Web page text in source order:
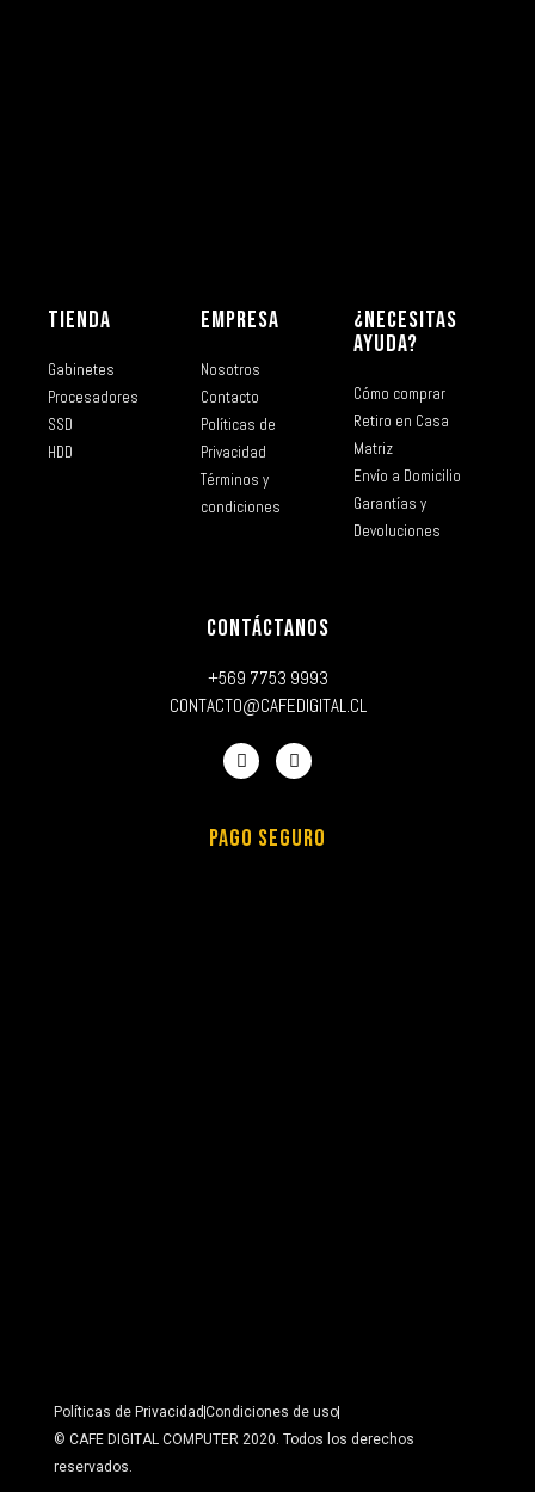
TIENDA
Gabinetes
Procesadores
SSD
HDD
EMPRESA
Nosotros
Contacto
Políticas de
Privacidad
Términos y
condiciones
¿NECESITAS
AYUDA?
Cómo comprar
Retiro en Casa
Matriz
Envío a Domicilio
Garantías y
Devoluciones
CONTÁCTANOS
+569 7753 9993
CONTACTO@CAFEDIGITAL.CL
PAGO SEGURO
Políticas de Privacidad Condiciones de uso
© CAFE DIGITAL COMPUTER 2020. Todos los derechos
reservados.